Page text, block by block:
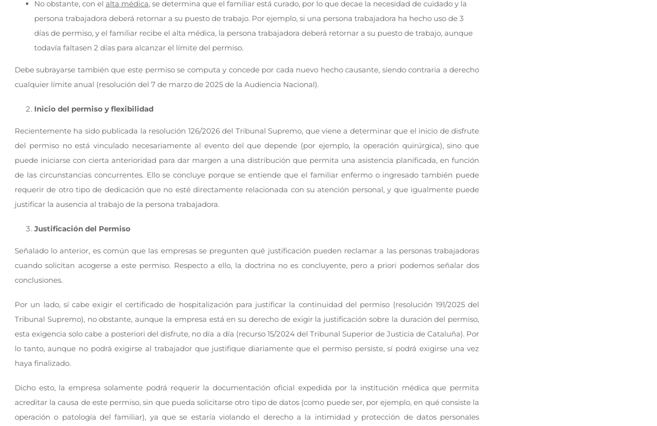
No obstante, con el alta médica, se determina que el familiar está curado, por lo que decae la necesidad de cuidado y la
persona trabajadora deberá retornar a su puesto de trabajo. Por ejemplo, si una persona trabajadora ha hecho uso de 3
días de permiso, y el familiar recibe el alta médica, la persona trabajadora deberá retornar a su puesto de trabajo, aunque
todavía faltasen 2 días para alcanzar el límite del permiso.
Debe subrayarse también que este permiso se computa y concede por cada nuevo hecho causante, siendo contraria a derecho
cualquier límite anual (resolución del 7 de marzo de 2025 de la Audiencia Nacional).
Inicio del permiso y flexibilidad
Recientemente ha sido publicada la resolución 126/2026 del Tribunal Supremo, que viene a determinar que el inicio de disfrute
del permiso no está vinculado necesariamente al evento del que depende (por ejemplo, la operación quirúrgica), sino que
puede iniciarse con cierta anterioridad para dar margen a una distribución que permita una asistencia planificada, en función
de las circunstancias concurrentes. Ello se concluye porque se entiende que el familiar enfermo o ingresado también puede
requerir de otro tipo de dedicación que no esté directamente relacionada con su atención personal, y que igualmente puede
justificar la ausencia al trabajo de la persona trabajadora.
Justificación del Permiso
Señalado lo anterior, es común que las empresas se pregunten qué justificación pueden reclamar a las personas trabajadoras
cuando solicitan acogerse a este permiso. Respecto a ello, la doctrina no es concluyente, pero a priori podemos señalar dos
conclusiones.
Por un lado, sí cabe exigir el certificado de hospitalización para justificar la continuidad del permiso (resolución 191/2025 del
Tribunal Supremo), no obstante, aunque la empresa está en su derecho de exigir la justificación sobre la duración del permiso,
esta exigencia solo cabe a posteriori del disfrute, no día a día (recurso 15/2024 del Tribunal Superior de Justicia de Cataluña). Por
lo tanto, aunque no podrá exigirse al trabajador que justifique diariamente que el permiso persiste, sí podrá exigirse una vez
haya finalizado.
Dicho esto, la empresa solamente podrá requerir la documentación oficial expedida por la institución médica que permita
acreditar la causa de este permiso, sin que pueda solicitarse otro tipo de datos (como puede ser, por ejemplo, en qué consiste la
operación o patología del familiar), ya que se estaría violando el derecho a la intimidad y protección de datos personales